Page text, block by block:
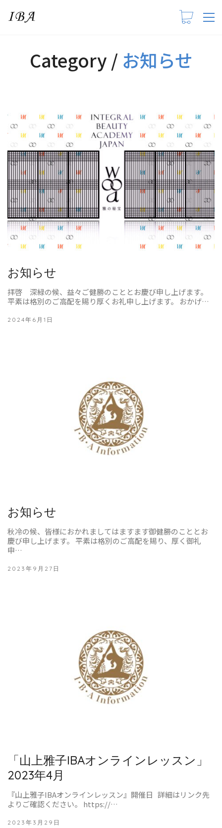
Category / お知らせ
お知らせ
拝啓 深緑の候、益々ご健勝のこととお慶び申し上げます。
平素は格別のご高配を賜り厚くお礼申し上げます。 おかげ…
2024年6月1日
お知らせ
秋冷の候、皆様におかれましてはますます御健勝のこととお
慶び申し上げます。 平素は格別のご高配を賜り、厚く御礼
申…
2023年9月27日
「山上雅子IBAオンラインレッスン」
2023年4月
『山上雅子IBAオンラインレッスン』開催日 詳細はリンク先
よりご確認ください。 https://…
2023年3月29日